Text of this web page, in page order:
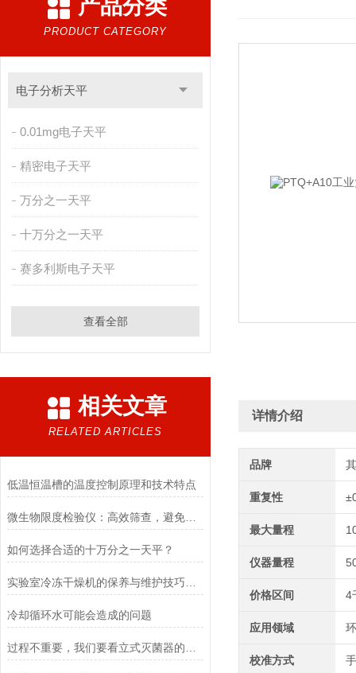
产品分类
PRODUCT CATEGORY
电子分析天平
0.01mg电子天平
精密电子天平
万分之一天平
十万分之一天平
赛多利斯电子天平
查看全部
相关文章
RELATED ARTICLES
低温恒温槽的温度控制原理和技术特点
微生物限度检验仪：高效筛查，避免产品微生物污染
如何选择合适的十万分之一天平？
冷却循环水可能会造成的问题
详情介绍
品牌
重复性
最大量程
仪器量程
价格区间 4
应用领域
校准方式